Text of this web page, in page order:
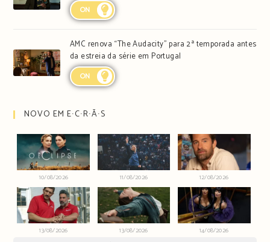
ON
AMC renova “The Audacity” para 2ª temporada antes
da estreia da série em Portugal
ON
NOVO EM E∙C∙R∙Ã∙S
10/08/2026 11/08/2026 12/08/2026
13/08/2026 13/08/2026 14/08/2026